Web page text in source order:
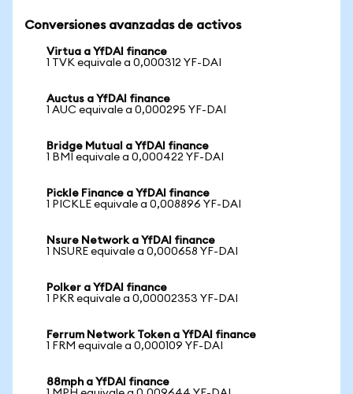
Conversiones avanzadas de activos
Virtua a YfDAI finance
1 TVK equivale a 0,000312 YF-DAI
Auctus a YfDAI finance
1 AUC equivale a 0,000295 YF-DAI
Bridge Mutual a YfDAI finance
1 BMI equivale a 0,000422 YF-DAI
Pickle Finance a YfDAI finance
1 PICKLE equivale a 0,008896 YF-DAI
Nsure Network a YfDAI finance
1 NSURE equivale a 0,000658 YF-DAI
Polker a YfDAI finance
1 PKR equivale a 0,00002353 YF-DAI
Ferrum Network Token a YfDAI finance
1 FRM equivale a 0,000109 YF-DAI
88mph a YfDAI finance